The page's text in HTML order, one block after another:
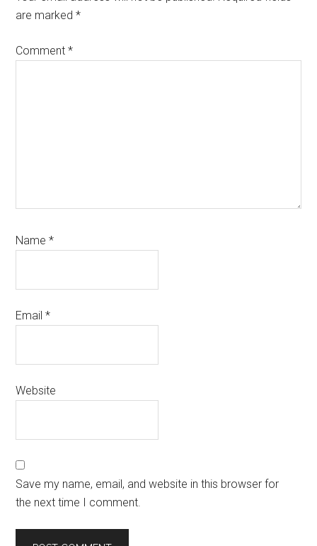
are marked*
Comment*
Name*
Email*
Website
Save my name, email, and website in this browser for
the next time I comment.